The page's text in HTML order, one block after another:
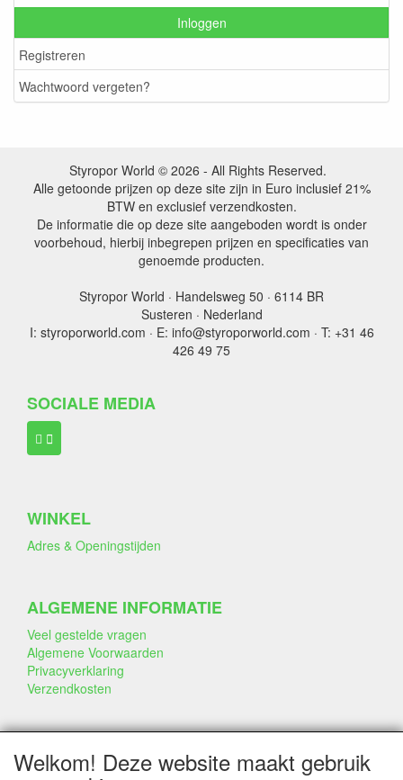
Inloggen
Registreren
Wachtwoord vergeten?
Styropor World © 2026 - All Rights Reserved.
Alle getoonde prijzen op deze site zijn in Euro inclusief 21%
BTW en exclusief verzendkosten.
De informatie die op deze site aangeboden wordt is onder
voorbehoud, hierbij inbegrepen prijzen en specificaties van
genoemde producten.
Styropor World · Handelsweg 50 · 6114 BR
Susteren · Nederland
I: styroporworld.com · E: info@styroporworld.com · T: +31 46
426 49 75
SOCIALE MEDIA
WINKEL
Adres & Openingstijden
ALGEMENE INFORMATIE
Veel gestelde vragen
Algemene Voorwaarden
Privacyverklaring
Verzendkosten
BEDRIJF & INFO
Welkom! Deze website maakt gebruik